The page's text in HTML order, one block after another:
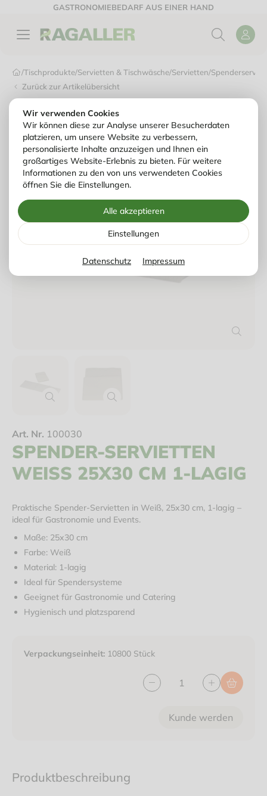
Wir verwenden Cookies
Wir können diese zur Analyse unserer Besucherdaten
platzieren, um unsere Website zu verbessern,
personalisierte Inhalte anzuzeigen und Ihnen ein
großartiges Website-Erlebnis zu bieten. Für weitere
Informationen zu den von uns verwendeten Cookies
öffnen Sie die Einstellungen.
Alle akzeptieren
Einstellungen
Datenschutz Impressum
GASTRONOMIEBEDARF AUS EINER HAND
/Tischprodukte/Servietten & Tischwäsche/Servietten/
Zurück zur Artikelübersicht
Art. Nr. 100030
SPENDER-SERVIETTEN
WEISS 25X30 CM 1-LAGIG
Praktische Spender-Servietten in Weiß, 25x30 cm, 1-lagig –
ideal für Gastronomie und Events.
Maße: 25x30 cm
Farbe: Weiß
Material: 1-lagig
Ideal für Spendersysteme
Geeignet für Gastronomie und Catering
Hygienisch und platzsparend
Verpackungseinheit: 10800 Stück
Kunde werden
Produktbeschreibung